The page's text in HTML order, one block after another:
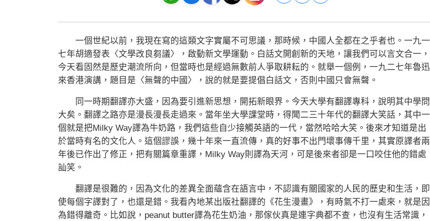
一個世紀以前，我現在寫的這類文字實屬不可思議，那時候，中國人全都在之乎者也。一九一
七年胡適發表〈文學改良芻議〉，啟動新文學運動。白話文開創新的天地，讓我們可以言文合一，
今天看固然是歷史潮流所向，但當時也是經過無數前人爭取耕耘的。就舉一個例，一九二七年魯迅
來香港演講，題目是〈無聲的中國〉，說的就是要提倡白話文，否則中國只會無聲。
同一時期翻譯亦大盛，因為要引進新思想，開拓新眼界。今天大學有翻譯專科，說明其中學問
大矣。翻譯之路亦是漫長漫長走過來。當年坐大學課堂時，得聞二三十年代的翻譯大笑話，其中一
個就是把Milky Way譯為牛奶路，我們這些自少接觸英語的一代，當然哈哈大笑。後來才知道是出
於當時有名的文化人。這個謬誤，幾十年來一直流傳，真的好事不出門壞事傳千里，其實原譯者兩
年後已作出了修正，把有關篇章重譯，Milky Way則譯為天河，可是後來者卻是一口咬住他的錯處
訕笑。
翻譯是很難的，因為文化的差異全面蘊含在語言中，不認識有關國家的人民的歷史和生活，即
使每個字譯對了，也還是錯。我看內地某出版社翻譯的《花生漫畫》，有時氣不打一處來，就是因
為錯得離奇。比如說，peanut butter譯為花生奶油，那傢伙真是連字典都不查，也沒有生活常識，